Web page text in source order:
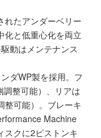
れたアンダーベリー
化と低重心化を両立
動はメンテナンス
ダWP製を採用。フ
整可能）、リアは
整可能）。ブレーキ
Machine
スクに2ピストンキ